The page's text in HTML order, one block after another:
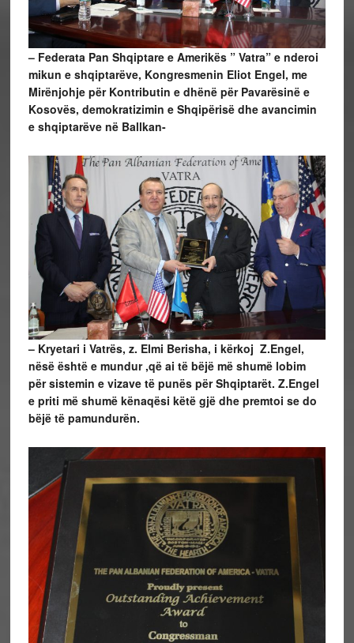
– Federata Pan Shqiptare e Amerikës ” Vatra” e nderoi
mikun e shqiptarëve, Kongresmenin Eliot Engel, me
Mirënjohje për Kontributin e dhënë për Pavarësinë e
Kosovës, demokratizimin e Shqipërisë dhe avancimin
e shqiptarëve në Ballkan-
– Kryetari i Vatrës, z. Elmi Berisha, i kërkoj Z.Engel,
nësë është e mundur ,që ai të bëjë më shumë lobim
për sistemin e vizave të punës për Shqiptarët. Z.Engel
e priti më shumë kënaqësi këtë gjë dhe premtoi se do
bëjë të pamundurën.